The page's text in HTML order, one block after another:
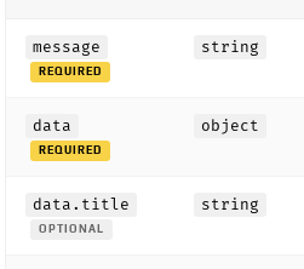
message
REQUIRED
string
data
REQUIRED
object
data.title
OPTIONAL
string